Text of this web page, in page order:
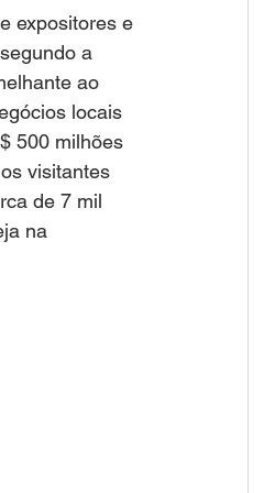
expositores e
a
ao
locais
500 milhões
visitantes
de 7 mil
na